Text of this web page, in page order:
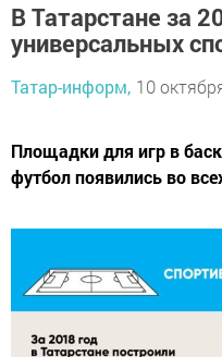
В Татарстане за
универсальных
Татар-информ, 10
Площадки для игр в
футбол появились во